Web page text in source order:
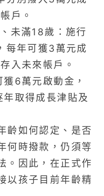
戶。
未滿18歲：施行
每年可獲3萬元成
入未來帳戶。
6萬元啟動金，
取得成長津貼及
齡如何認定、是否
何時撥款，仍須等
。因此，在正式作
以孩子目前年齡精